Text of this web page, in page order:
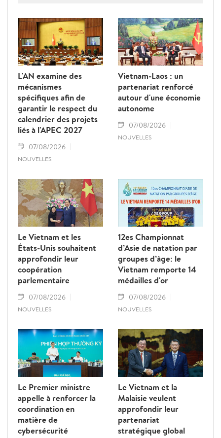
parties ont réaffirmé leur volonté de
renforcer une coopération politico-militaire
étroite et efficace.
L'AN examine des
mécanismes
spécifiques afin de
garantir le respect du
calendrier des projets
liés à l'APEC 2027
07/08/2026
NOUVELLES
Vietnam-Laos : un
partenariat renforcé
autour d'une économie
autonome
07/08/2026
NOUVELLES
Le Vietnam et les
États-Unis souhaitent
approfondir leur
coopération
parlementaire
07/08/2026
NOUVELLES
12es Championnat
d’Asie de natation par
groupes d’âge: le
Vietnam remporte 14
médailles d'or
07/08/2026
NOUVELLES
Le Premier ministre
appelle à renforcer la
coordination en
matière de
cybersécurité
Le Vietnam et la
Malaisie veulent
approfondir leur
partenariat
stratégique global